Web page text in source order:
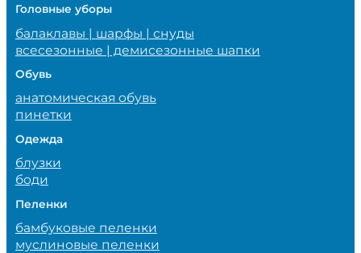
Головные уборы
балаклавы | шарфы | снуды
всесезонные | демисезонные шапки
Обувь
анатомическая обувь
пинетки
Одежда
блузки
боди
Пеленки
бамбуковые пеленки
муслиновые пеленки